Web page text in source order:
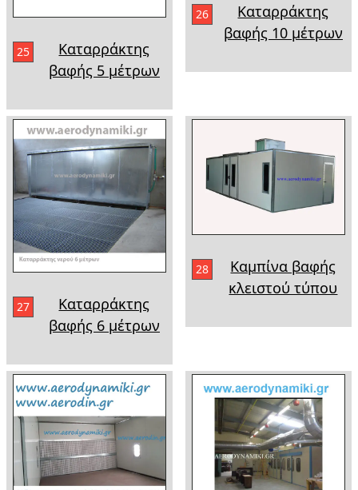
25
Καταρράκτης
βαφής 5 μέτρων
26
Καταρράκτης
βαφής 10 μέτρων
27
Καταρράκτης
βαφής 6 μέτρων
28
Καμπίνα βαφής
κλειστού τύπου